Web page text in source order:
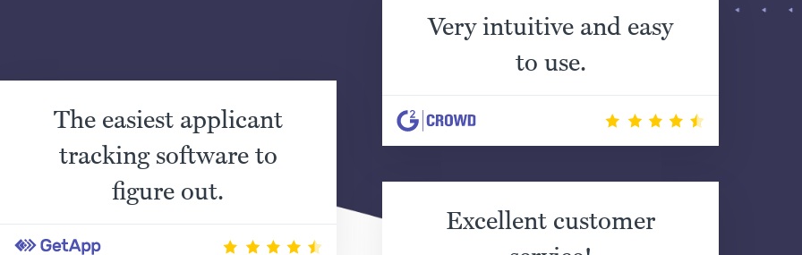
The easiest applicant
tracking software to
figure out.
Very intuitive and easy
to use.
Excellent customer